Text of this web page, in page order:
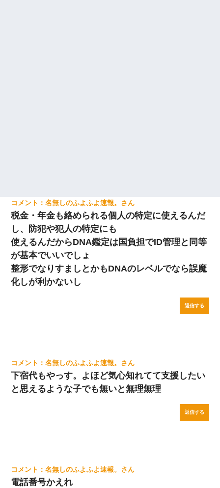
名無しのふよふよ速報。
税金・年金も絡められる個人の特定に使えるんだ
し、防犯や犯人の特定にも
使えるんだからDNA鑑定は国負担でID管理と同等
が基本でいいでしょ
整形でなりすましとかもDNAのレベルでなら誤魔
化しが利かないし
返信する
名無しのふよふよ速報。
下宿代もやっす。よほど気心知れてて支援したい
と思えるような子でも無いと無理無理
返信する
名無しのふよふよ速報。
電話番号かえれ